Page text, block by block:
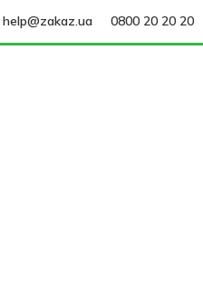
help@zakaz.ua 0800 20 20 20